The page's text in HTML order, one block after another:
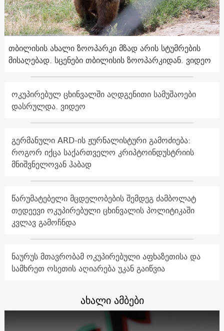
თბილისის ახალი ზოოპარკი მზად არის სტუმრების
მისაღებად. სცენები თბილისის ზოოპარკიდან. ვიდეო
ოკუპირებულ ცხინვალში აღდგენითი სამუშაოები
დასრულდა. ვიდეო
გერმანული ARD-ის ჟურნალისტური გამოძიება:
როგორ იქცა საქართველო კრიპტოინდუსტრიის
მნიშვნელოვან ჰაბად
წარუმატებელი მცდელობების შემდეგ ძამბოლატ
თედეევი ოკუპირებული ცხინვალის პოლიტიკაში
კვლავ გამოჩნდა
ნაურუს მთავრობამ ოკუპირებული აფხაზეთისა და
სამხრეთ ოსეთის აღიარება უკან გაიწვია
ახალი ამბები